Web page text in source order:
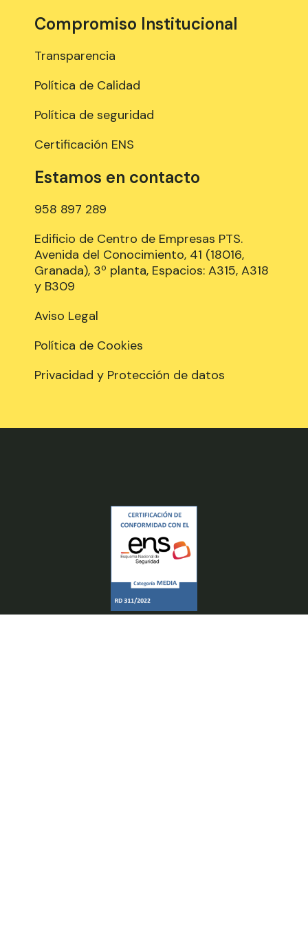
Compromiso Institucional
Transparencia
Política de Calidad
Política de seguridad
Certificación ENS
Estamos en contacto
958 897 289
Edificio de Centro de Empresas PTS.
Avenida del Conocimiento, 41 (18016,
Granada), 3º planta, Espacios: A315, A318
y B309
Aviso Legal
Política de Cookies
Privacidad y Protección de datos